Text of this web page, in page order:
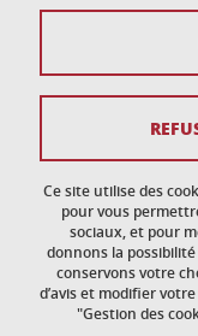
Crédits
Politique des
Gestion des
Accessibilité : non
Ce site utilise des
pour vous
sociaux, et pour
donnons la possibilité
conservons votre
d’avis et modifier
"Gestion des